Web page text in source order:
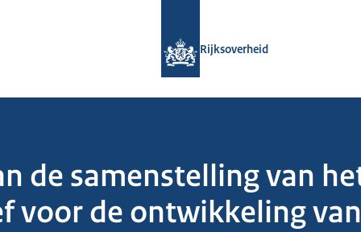
Rijksoverheid
de samenstelling van
voor de ontwikkeling